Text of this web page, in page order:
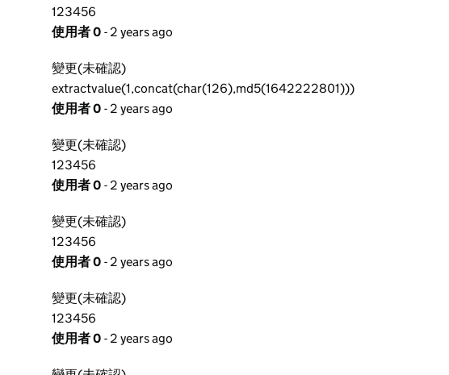
123456
使用者 0 - 2 years ago
變更(未確認)
extractvalue(1,concat(char(126),md5(1642222801)))
使用者 0 - 2 years ago
變更(未確認)
123456
使用者 0 - 2 years ago
變更(未確認)
123456
使用者 0 - 2 years ago
變更(未確認)
123456
使用者 0 - 2 years ago